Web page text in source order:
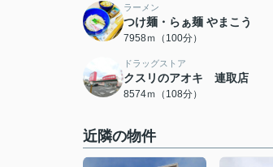
ラーメン
つけ麺・らぁ麺 やまこう
7958ｍ（100分）
ドラッグストア
クスリのアオキ 連取店
8574ｍ（108分）
近隣の物件